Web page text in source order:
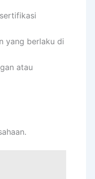
yang berlaku di
atau